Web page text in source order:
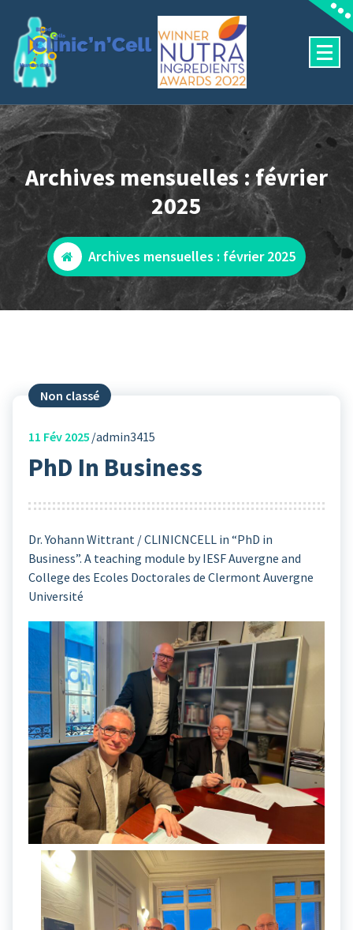
contenu
Archives mensuelles : février
2025
Archives mensuelles : février 2025
Non classé
11 Fév 2025 admin3415
PhD In Business
Dr. Yohann Wittrant / CLINICNCELL in “PhD in
Business”. A teaching module by IESF Auvergne and
College des Ecoles Doctorales de Clermont Auvergne
Université